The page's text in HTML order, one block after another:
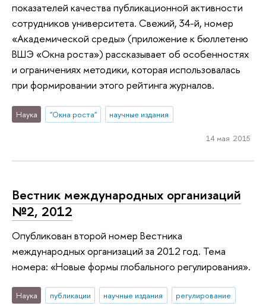
показателей качества публикационной активности
сотрудников университета. Свежий, 34-й, номер
«Академической среды» (приложение к бюллетеню
ВШЭ «Окна роста») рассказывает об особенностях
и ограничениях методики, которая использовалась
при формировании этого рейтинга журналов.
Наука "Окна роста" научные издания
14 мая 2015
Вестник международных организаций
№2, 2012
Опубликован второй номер Вестника
международных организаций за 2012 год. Тема
номера: «Новые формы глобального регулирования».
Наука публикации научные издания регулирование